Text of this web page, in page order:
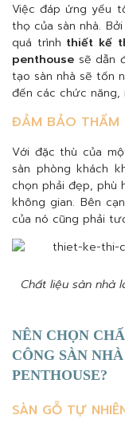
Việc đáp ứng yếu
thọ của sàn nhà.
quá trình thiết kế
penthouse sẽ dẫn
tạo sàn nhà sẽ tốn
đến các chức năng,
ĐẢM BẢO THẨM
Với đặc thù của
sàn phòng khách
chọn phải đẹp,
không gian. Bên
của nó cũng phải
Chất liệu sàn nhà
NÊN CHỌN
CÔNG SÀN
PENTHOUSE?
SÀN GỖ TỰ